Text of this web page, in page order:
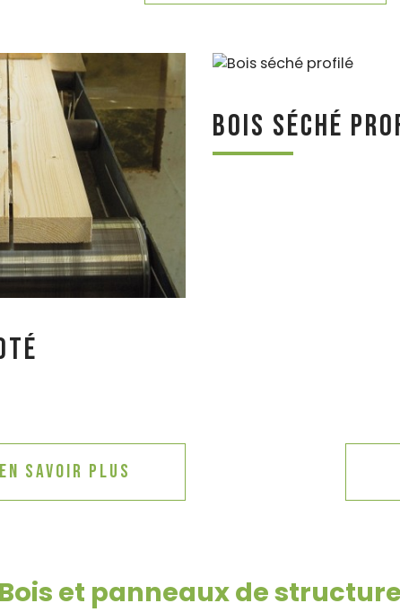
En savoir plus
Bois séché
Bois et panneaux de